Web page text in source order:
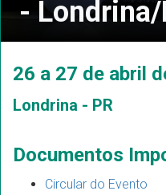
-
26 a 27 de abril
Londrina - PR
Documentos
Circular do Evento